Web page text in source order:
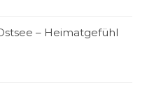
– Heimatgefühl